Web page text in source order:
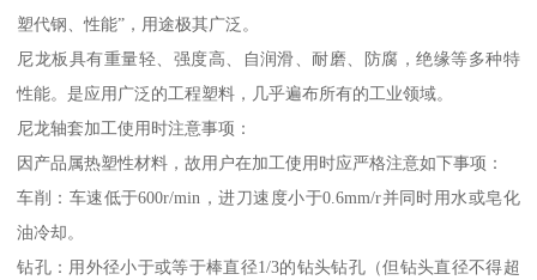
塑代钢、性能”，用途极其广泛。
尼龙板具有重量轻、强度高、自润滑、耐磨、防腐，绝缘等多种特
性能。是应用广泛的工程塑料，几乎遍布所有的工业领域。
尼龙轴套加工使用时注意事项：
因产品属热塑性材料，故用户在加工使用时应严格注意如下事项：
车削：车速低于600r/min，进刀速度小于0.6mm/r并同时用水或皂化
油冷却。
钻孔：用外径小于或等于棒直径1/3的钻头钻孔（但钻头直径不得超